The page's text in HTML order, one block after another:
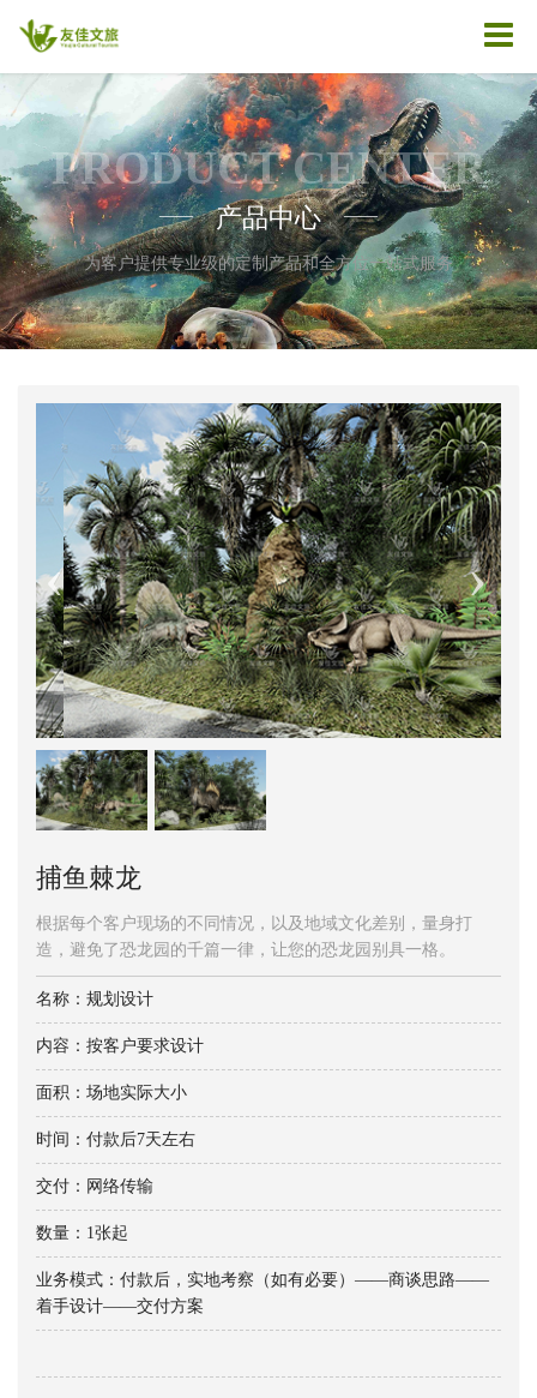
PRODUCT CENTER
—— 产品中心 ——
为客户提供专业级的定制产品和全方位一站式服务
捕鱼棘龙
根据每个客户现场的不同情况，以及地域文化差别，量身打
造，避免了恐龙园的千篇一律，让您的恐龙园别具一格。
名称：规划设计
内容：按客户要求设计
面积：场地实际大小
时间：付款后7天左右
交付：网络传输
数量：1张起
业务模式：付款后，实地考察（如有必要）——商谈思路——
着手设计——交付方案